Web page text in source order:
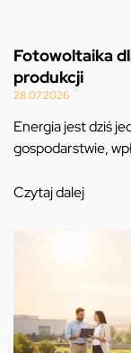
Fotowoltaika
produkcji
28.07.2026
Energia jest dziś
gospodarstwie,
Czytaj dalej